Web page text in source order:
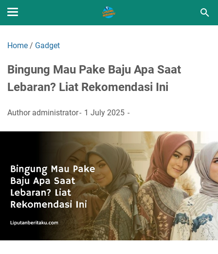
Home / Gadget
Bingung Mau Pake Baju Apa Saat
Lebaran? Liat Rekomendasi Ini
Author administrator 1 July 2025